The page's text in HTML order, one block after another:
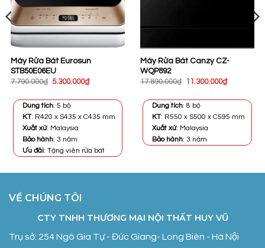
Máy Rửa Bát Eurosun
STB50E06EU
7.790.000₫ Giá
7.790.000₫.
5.300.000₫Giá
Dung tích: 5 bộ
KT: R420 x S435 x C435 mm
Xuất xứ: Malaysia
Bảo hành: 3 năm
Ưu đãi: Tặng viên rửa bát
Máy Rửa Bát Canzy CZ-
WQP892
17.890.000₫
Giá
17.890.000₫.
11.300.000₫Giá
Dung tích: 8 bộ
KT: R550 x S500 x C595 mm
Xuất xứ: Malaysia
Bảo hành: 3 năm
VỀ CHÚNG TÔI
CTY TNHH THƯƠNG MẠI NỘI THẤT HUY VŨ
Trụ sở: 254 Ngô Gia Tự - Đức Giang- Long Biên - Hà Nội